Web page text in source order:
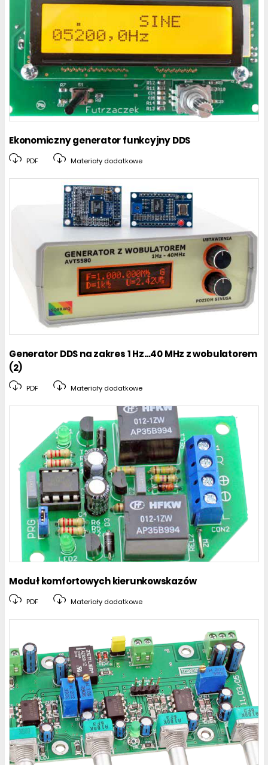
Ekonomiczny generator funkcyjny DDS
PDF Materiały dodatkowe
Generator DDS na zakres 1 Hz…40 MHz z wobulatorem
(2)
PDF Materiały dodatkowe
Moduł komfortowych kierunkowskazów
PDF Materiały dodatkowe